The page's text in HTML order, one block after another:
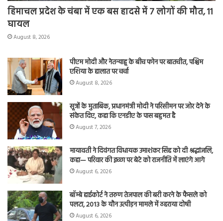
हिमाचल प्रदेश के चंबा में एक बस हादसे में 7 लोगों की मौत, 11
घायल
August 8, 2026
पीएम मोदी और नेतन्याहू के बीच फोन पर बातचीत, पश्चिम
एशिया के हालात पर चर्चा
August 8, 2026
सूत्रों के मुताबिक, प्रधानमंत्री मोदी ने परिसीमन पर जोर देने के
संकेत दिए, कहा कि एनडीए के पास बहुमत है
August 7, 2026
मायावती ने दिवंगत विधायक उमाशंकर सिंह को दी श्रद्धांजलि,
कहा— परिवार की इच्छा पर बेटे को राजनीति में लाएंगे आगे
August 6, 2026
बॉम्बे हाईकोर्ट ने तरुण तेजपाल की बरी करने के फैसले को
पलटा, 2013 के यौन उत्पीड़न मामले में ठहराया दोषी
August 6, 2026